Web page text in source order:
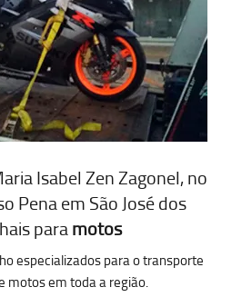
Isabel Zen Zagonel, no
Pena em São José dos
paramotos
especializados para o transporte
motos em toda a região.